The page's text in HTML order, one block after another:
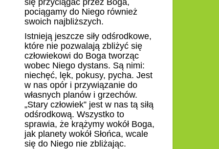
się przyciągać przez Boga,
pociągamy do Niego również
swoich najbliższych.
Istnieją jeszcze siły odśrodkowe,
które nie pozwalają zbliżyć się
człowiekowi do Boga tworząc
wobec Niego dystans. Są nimi:
niechęć, lęk, pokusy, pycha. Jest
w nas opór i przywiązanie do
własnych planów i grzechów.
„Stary człowiek” jest w nas tą siłą
odśrodkową. Wszystko to
sprawia, że krążymy wokół Boga,
jak planety wokół Słońca, wcale
się do Niego nie zbliżając.